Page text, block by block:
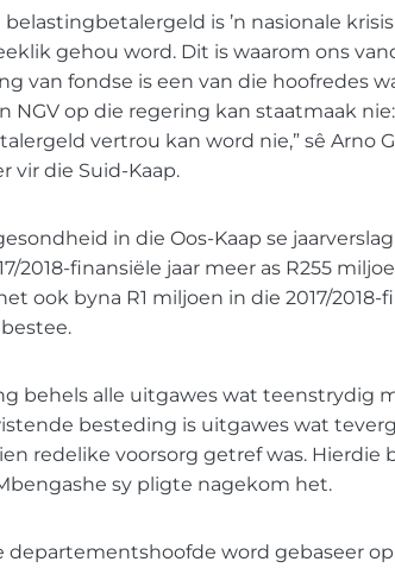
is ’n nasionale
gehou word. Dit is waarom ons
van fondse is een van die hoofredes
NGV op die regering kan staatmaak
vertrou kan word nie,” sê Arno
vir die Suid-Kaap.
in die Oos-Kaap se
2018-finansiële jaar meer as R255
ook byna R1 miljoen in die 2017/2018-
behels alle uitgawes wat teenstrydig
besteding is uitgawes wat
redelike voorsorg getref was.
sy pligte nagekom het.
departementshoofde word gebaseer